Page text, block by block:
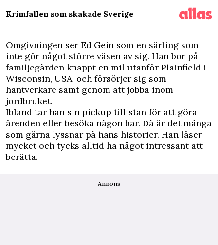
Krimfallen som skakade Sverige
Omgivningen ser Ed Gein som en särling som
inte gör något större väsen av sig. Han bor på
familjegården knappt en mil utanför Plainfield i
Wisconsin, USA, och försörjer sig som
hantverkare samt genom att jobba inom
jordbruket.
Ibland tar han sin pickup till stan för att göra
ärenden eller besöka någon bar. Då är det många
som gärna lyssnar på hans historier. Han läser
mycket och tycks alltid ha något intressant att
berätta.
Annons